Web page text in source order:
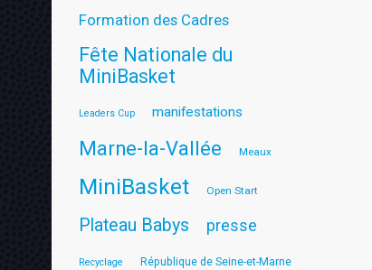
Formation des Cadres
Fête Nationale du
MiniBasket
Leaders Cup manifestations
Marne-la-Vallée Meaux
MiniBasket Open Start
Plateau Babys presse
Recyclage République de Seine-et-Marne